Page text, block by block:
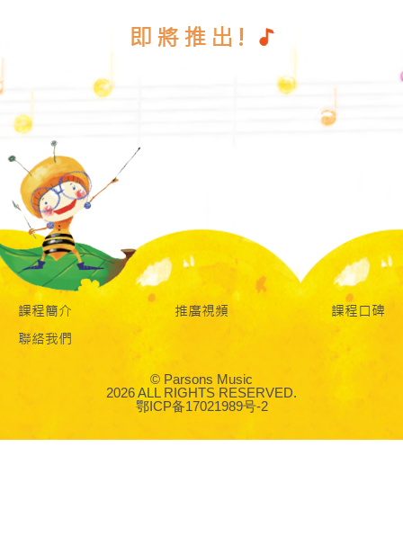
即將推出!
課程簡介 推廣視頻
課程口碑
聯絡我們
© Parsons Music
2026 ALL RIGHTS RESERVED.
鄂ICP备17021989号-2